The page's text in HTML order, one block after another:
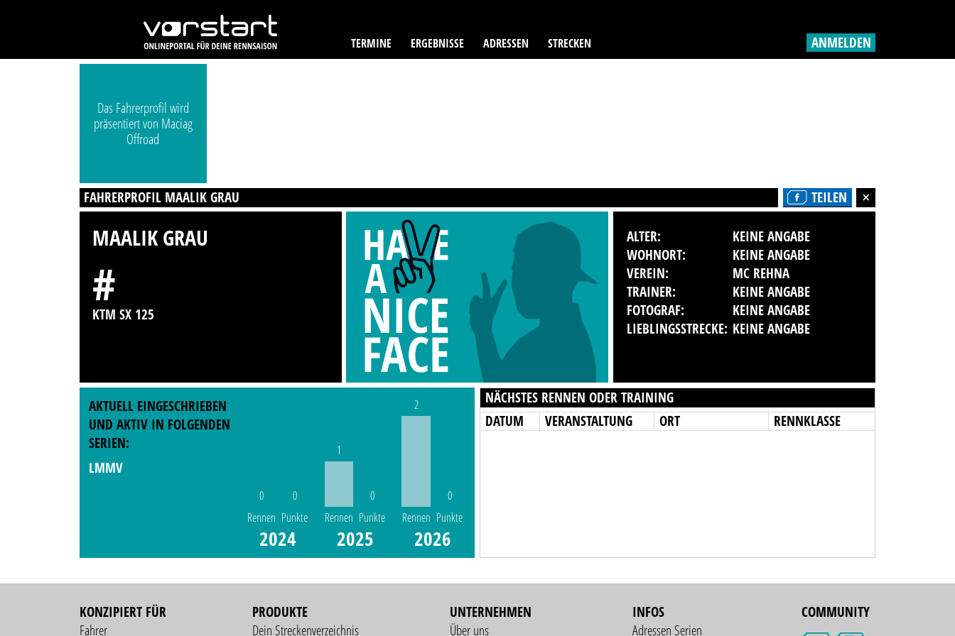
TERMINE ERGEBNISSE ADRESSEN STRECKEN ANMELDEN
Das Fahrerprofil wird
präsentiert von Maciag
Offroad
FAHRERPROFIL MAALIK GRAU TEILEN
MAALIK GRAU
#
KTM SX 125
ALTER:
KEINE ANGABE
WOHNORT:
KEINE ANGABE
VEREIN:
MC REHNA
TRAINER:
KEINE ANGABE
FOTOGRAF:
KEINE ANGABE
LIEBLINGSSTRECKE: KEINE ANGABE
AKTUELL EINGESCHRIEBEN
UND AKTIV IN FOLGENDEN
SERIEN:
LMMV
0
Rennen
0
Punkte
2024
1
Rennen
0
Punkte
2025
2
Rennen
0
Punkte
2026
NÄCHSTES RENNEN ODER TRAINING
DATUM
VERANSTALTUNG ORT RENNKLASSE
KONZIPIERT FÜR
Fahrer
PRODUKTE
Dein Streckenverzeichnis
UNTERNEHMEN
Über uns
INFOS
Adressen Serien
COMMUNITY